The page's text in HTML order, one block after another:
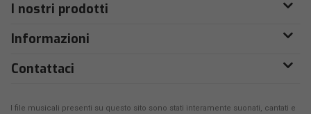
I nostri prodotti
Informazioni
Contattaci
I file musicali presenti su questo sito sono stati interamente suonati, cantati e